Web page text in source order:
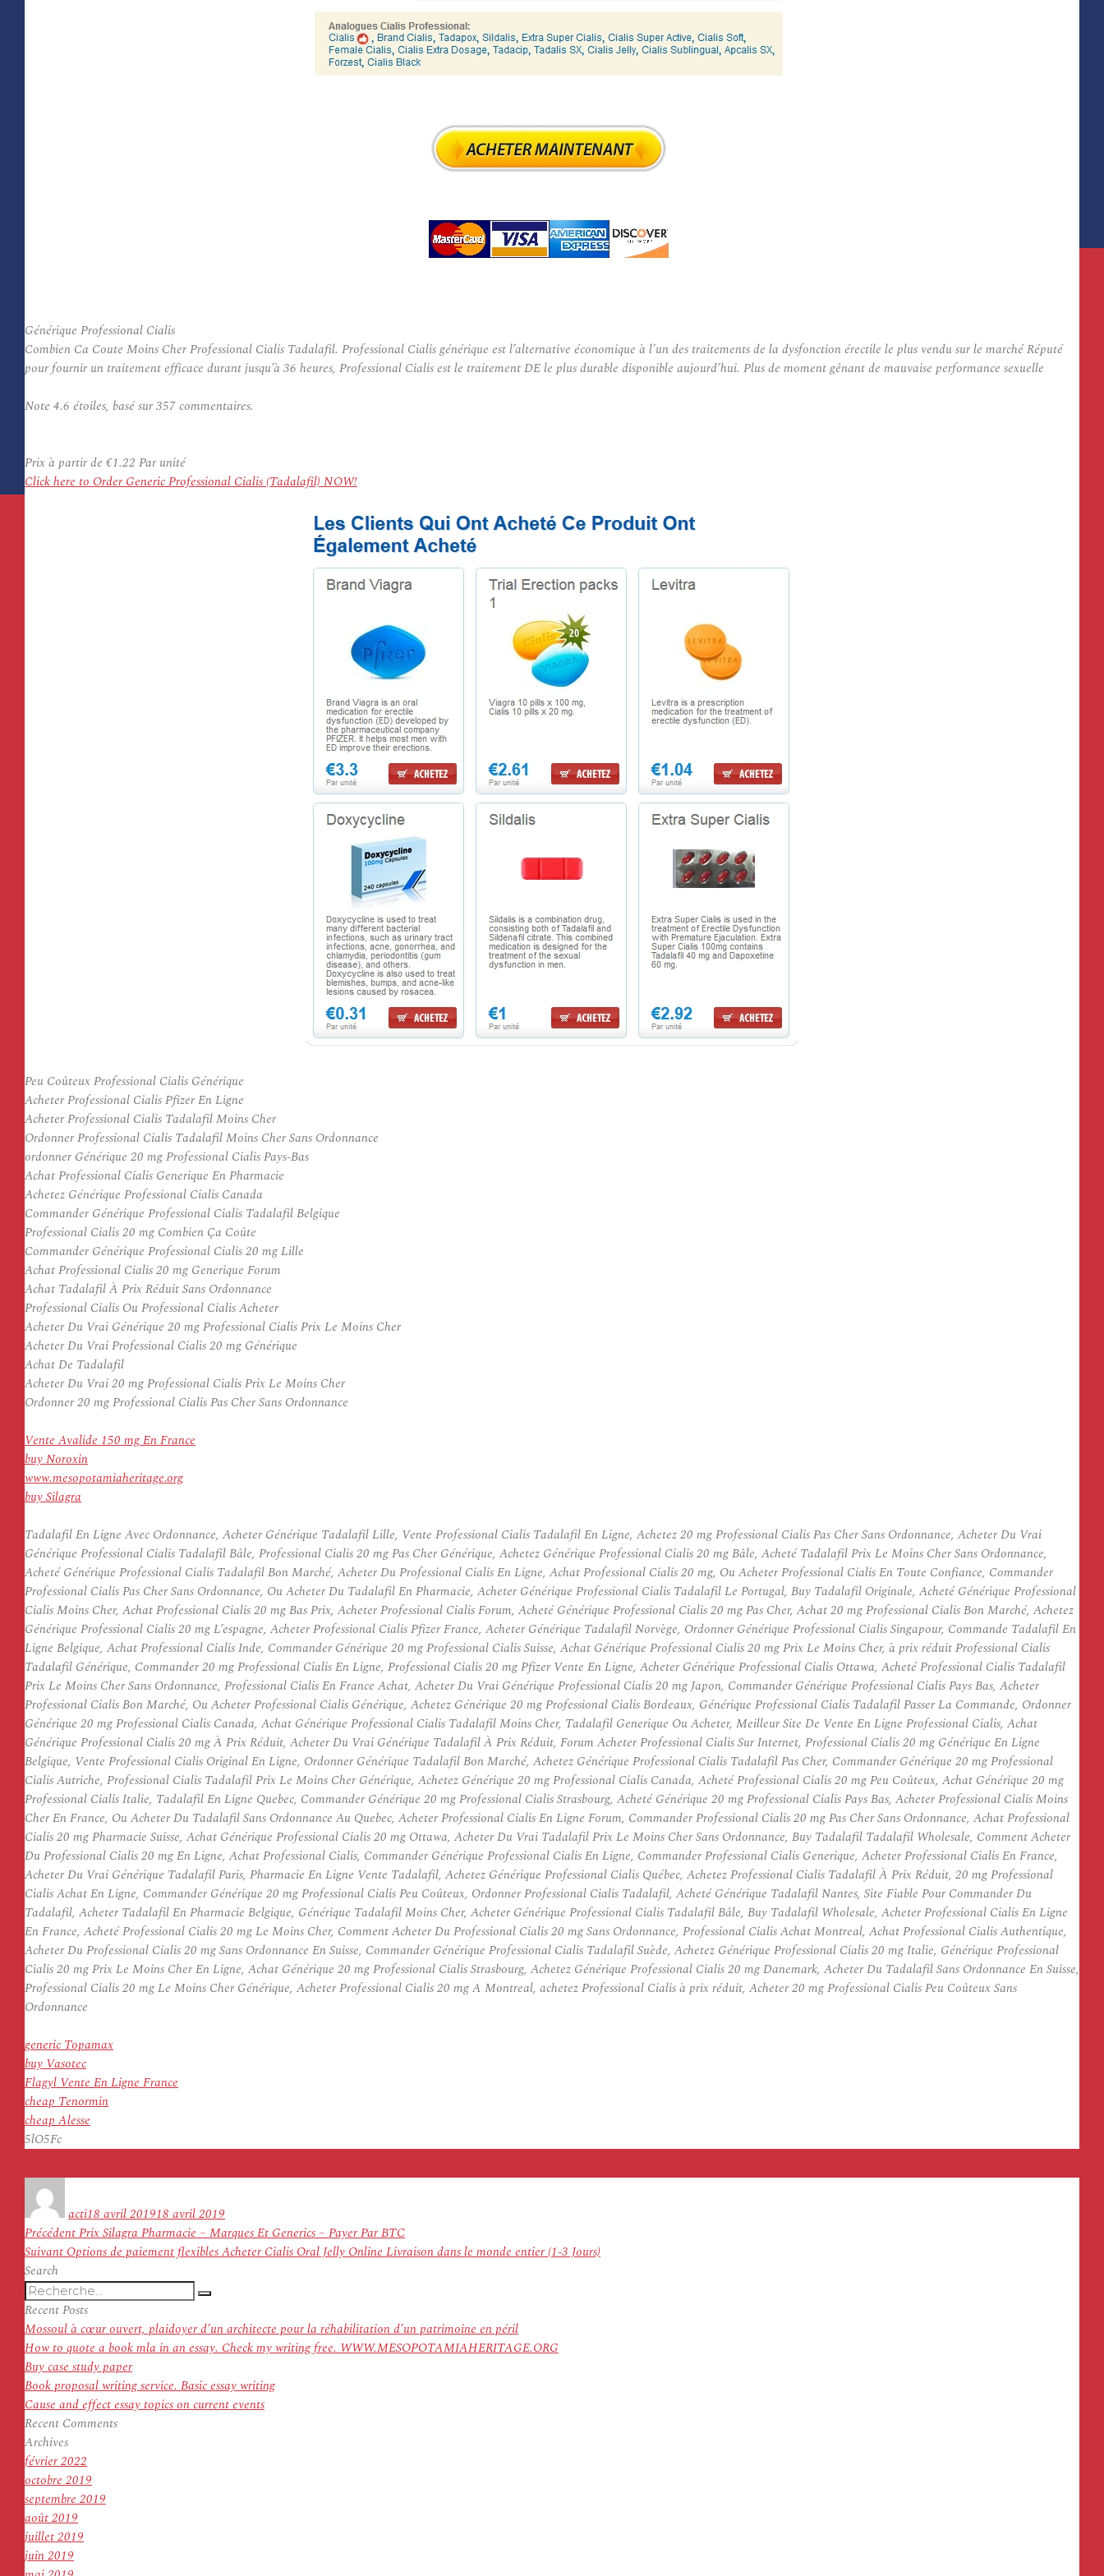
Générique Professional Cialis
Combien Ca Coute Moins Cher Professional Cialis Tadalafil. Professional Cialis générique est l’alternative économique à l’un des traitements de la dysfonction érectile le plus vendu sur le marché Réputé
pour fournir un traitement efficace durant jusqu’à 36 heures, Professional Cialis est le traitement DE le plus durable disponible aujourd’hui. Plus de moment gênant de mauvaise performance sexuelle
Note 4.6 étoiles, basé sur357commentaires.
Prix à partir de €1.22 Par unité
Click here to Order Generic Professional Cialis (Tadalafil) NOW!
Peu Coûteux Professional Cialis Générique
Acheter Professional Cialis Pfizer En Ligne
Acheter Professional Cialis Tadalafil Moins Cher
Ordonner Professional Cialis Tadalafil Moins Cher Sans Ordonnance
ordonner Générique 20 mg Professional Cialis Pays-Bas
Achat Professional Cialis Generique En Pharmacie
Achetez Générique Professional Cialis Canada
Commander Générique Professional Cialis Tadalafil Belgique
Professional Cialis 20 mg Combien Ça Coûte
Commander Générique Professional Cialis 20 mg Lille
Achat Professional Cialis 20 mg Generique Forum
Achat Tadalafil À Prix Réduit Sans Ordonnance
Professional Cialis Ou Professional Cialis Acheter
Acheter Du Vrai Générique 20 mg Professional Cialis Prix Le Moins Cher
Acheter Du Vrai Professional Cialis 20 mg Générique
Achat De Tadalafil
Acheter Du Vrai 20 mg Professional Cialis Prix Le Moins Cher
Ordonner 20 mg Professional Cialis Pas Cher Sans Ordonnance
Vente Avalide 150 mg En France
buy Noroxin
www.mesopotamiaheritage.org
buy Silagra
Tadalafil En Ligne Avec Ordonnance, Acheter Générique Tadalafil Lille, Vente Professional Cialis Tadalafil En Ligne, Achetez 20 mg Professional Cialis Pas Cher Sans Ordonnance, Acheter Du Vrai
Générique Professional Cialis Tadalafil Bâle, Professional Cialis 20 mg Pas Cher Générique, Achetez Générique Professional Cialis 20 mg Bâle, Acheté Tadalafil Prix Le Moins Cher Sans Ordonnance,
Acheté Générique Professional Cialis Tadalafil Bon Marché, Acheter Du Professional Cialis En Ligne, Achat Professional Cialis 20 mg, Ou Acheter Professional Cialis En Toute Confiance, Commander
Professional Cialis Pas Cher Sans Ordonnance, Ou Acheter Du Tadalafil En Pharmacie, Acheter Générique Professional Cialis Tadalafil Le Portugal, Buy Tadalafil Originale, Acheté Générique Professional
Cialis Moins Cher, Achat Professional Cialis 20 mg Bas Prix, Acheter Professional Cialis Forum, Acheté Générique Professional Cialis 20 mg Pas Cher, Achat 20 mg Professional Cialis Bon Marché, Achetez
Générique Professional Cialis 20 mg L’espagne, Acheter Professional Cialis Pfizer France, Acheter Générique Tadalafil Norvège, Ordonner Générique Professional Cialis Singapour, Commande Tadalafil En
Ligne Belgique, Achat Professional Cialis Inde, Commander Générique 20 mg Professional Cialis Suisse, Achat Générique Professional Cialis 20 mg Prix Le Moins Cher, à prix réduit Professional Cialis
Tadalafil Générique, Commander 20 mg Professional Cialis En Ligne, Professional Cialis 20 mg Pfizer Vente En Ligne, Acheter Générique Professional Cialis Ottawa, Acheté Professional Cialis Tadalafil
Prix Le Moins Cher Sans Ordonnance, Professional Cialis En France Achat, Acheter Du Vrai Générique Professional Cialis 20 mg Japon, Commander Générique Professional Cialis Pays Bas, Acheter
Professional Cialis Bon Marché, Ou Acheter Professional Cialis Générique, Achetez Générique 20 mg Professional Cialis Bordeaux, Générique Professional Cialis Tadalafil Passer La Commande, Ordonner
Générique 20 mg Professional Cialis Canada, Achat Générique Professional Cialis Tadalafil Moins Cher, Tadalafil Generique Ou Acheter, Meilleur Site De Vente En Ligne Professional Cialis, Achat
Générique Professional Cialis 20 mg À Prix Réduit, Acheter Du Vrai Générique Tadalafil À Prix Réduit, Forum Acheter Professional Cialis Sur Internet, Professional Cialis 20 mg Générique En Ligne
Belgique, Vente Professional Cialis Original En Ligne, Ordonner Générique Tadalafil Bon Marché, Achetez Générique Professional Cialis Tadalafil Pas Cher, Commander Générique 20 mg Professional
Cialis Autriche, Professional Cialis Tadalafil Prix Le Moins Cher Générique, Achetez Générique 20 mg Professional Cialis Canada, Acheté Professional Cialis 20 mg Peu Coûteux, Achat Générique 20 mg
Professional Cialis Italie, Tadalafil En Ligne Quebec, Commander Générique 20 mg Professional Cialis Strasbourg, Acheté Générique 20 mg Professional Cialis Pays Bas, Acheter Professional Cialis Moins
Cher En France, Ou Acheter Du Tadalafil Sans Ordonnance Au Quebec, Acheter Professional Cialis En Ligne Forum, Commander Professional Cialis 20 mg Pas Cher Sans Ordonnance, Achat Professional
Cialis 20 mg Pharmacie Suisse, Achat Générique Professional Cialis 20 mg Ottawa, Acheter Du Vrai Tadalafil Prix Le Moins Cher Sans Ordonnance, Buy Tadalafil Tadalafil Wholesale, Comment Acheter
Du Professional Cialis 20 mg En Ligne, Achat Professional Cialis, Commander Générique Professional Cialis En Ligne, Commander Professional Cialis Generique, Acheter Professional Cialis En France,
Acheter Du Vrai Générique Tadalafil Paris, Pharmacie En Ligne Vente Tadalafil, Achetez Générique Professional Cialis Québec, Achetez Professional Cialis Tadalafil À Prix Réduit, 20 mg Professional
Cialis Achat En Ligne, Commander Générique 20 mg Professional Cialis Peu Coûteux, Ordonner Professional Cialis Tadalafil, Acheté Générique Tadalafil Nantes, Site Fiable Pour Commander Du
Tadalafil, Acheter Tadalafil En Pharmacie Belgique, Générique Tadalafil Moins Cher, Acheter Générique Professional Cialis Tadalafil Bâle, Buy Tadalafil Wholesale, Acheter Professional Cialis En Ligne
En France, Acheté Professional Cialis 20 mg Le Moins Cher, Comment Acheter Du Professional Cialis 20 mg Sans Ordonnance, Professional Cialis Achat Montreal, Achat Professional Cialis Authentique,
Acheter Du Professional Cialis 20 mg Sans Ordonnance En Suisse, Commander Générique Professional Cialis Tadalafil Suède, Achetez Générique Professional Cialis 20 mg Italie, Générique Professional
Cialis 20 mg Prix Le Moins Cher En Ligne, Achat Générique 20 mg Professional Cialis Strasbourg, Achetez Générique Professional Cialis 20 mg Danemark, Acheter Du Tadalafil Sans Ordonnance En Suisse,
Professional Cialis 20 mg Le Moins Cher Générique, Acheter Professional Cialis 20 mg A Montreal, achetez Professional Cialis à prix réduit, Acheter 20 mg Professional Cialis Peu Coûteux Sans
Ordonnance
generic Topamax
buy Vasotec
Flagyl Vente En Ligne France
cheap Tenormin
cheap Alesse
5lO5Fc
actile
18 avril 201918 avril 2019
Navigation
de
l’article
PrécédentArticle
précédent :
Prix Silagra Pharmacie – Marques Et Generics – Payer Par BTC
Suivant Article
Options de paiement flexibles Acheter Cialis Oral Jelly Online Livraison dans le monde entier (1-3 Jours)
Search
Recherche
pour
:
Recherche
Recent Posts
Mossoul à cœur ouvert, plaidoyer d’un architecte pour la réhabilitation d’un patrimoine en péril
How to quote a book mla in an essay. Check my writing free. WWW.MESOPOTAMIAHERITAGE.ORG
Buy case study paper
Book proposal writing service. Basic essay writing
Cause and effect essay topics on current events
Recent Comments
Archives
février 2022
octobre 2019
septembre 2019
août 2019
juillet 2019
juin 2019